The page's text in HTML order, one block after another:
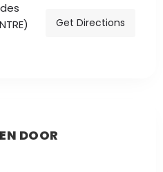
Get Directions
DOOR